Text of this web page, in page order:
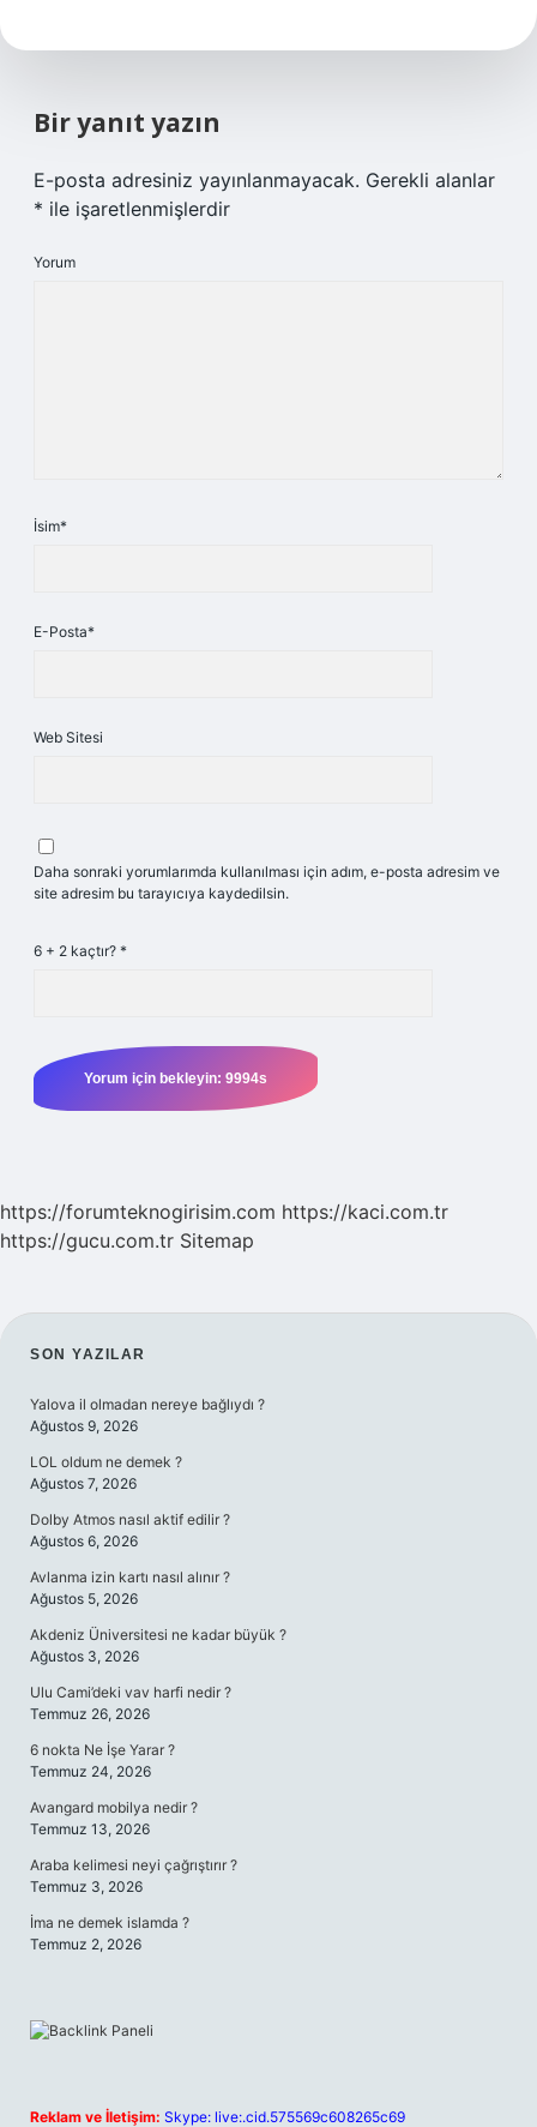
Bir yanıt yazın
E-posta adresiniz yayınlanmayacak. Gerekli alanlar
* ile işaretlenmişlerdir
Yorum
İsim*
E-Posta*
Web Sitesi
Daha sonraki yorumlarımda kullanılması için adım, e-posta adresim ve
site adresim bu tarayıcıya kaydedilsin.
6 + 2 kaçtır? *
https://forumteknogirisim.com https://kaci.com.tr
https://gucu.com.tr Sitemap
SIDEBAR
SON YAZILAR
Yalova il olmadan nereye bağlıydı ?
Ağustos 9, 2026
LOL oldum ne demek ?
Ağustos 7, 2026
Dolby Atmos nasıl aktif edilir ?
Ağustos 6, 2026
Avlanma izin kartı nasıl alınır ?
Ağustos 5, 2026
Akdeniz Üniversitesi ne kadar büyük ?
Ağustos 3, 2026
Ulu Cami’deki vav harfi nedir ?
Temmuz 26, 2026
6 nokta Ne İşe Yarar ?
Temmuz 24, 2026
Avangard mobilya nedir ?
Temmuz 13, 2026
Araba kelimesi neyi çağrıştırır ?
Temmuz 3, 2026
İma ne demek islamda ?
Temmuz 2, 2026
Reklam ve İletişim: Skype: live:.cid.575569c608265c69